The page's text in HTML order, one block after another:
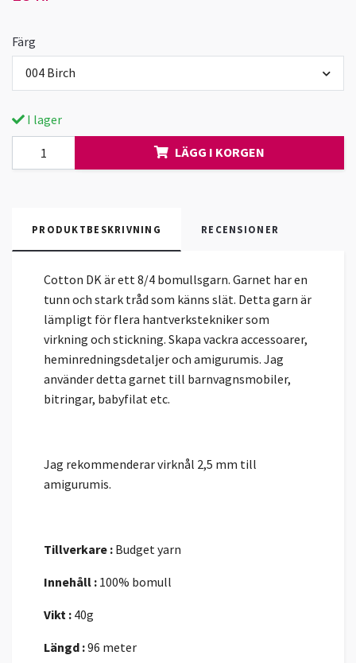
Färg
004 Birch
I lager
LÄGG I KORGEN
PRODUKTBESKRIVNING RECENSIONER
Cotton DK är ett 8/4 bomullsgarn. Garnet har en
tunn och stark tråd som känns slät. Detta garn är
lämpligt för flera hantverkstekniker som
virkning och stickning. Skapa vackra accessoarer,
heminredningsdetaljer och amigurumis. Jag
använder detta garnet till barnvagnsmobiler,
bitringar, babyfilat etc.
Jag rekommenderar virknål 2,5 mm till
amigurumis.
Tillverkare : Budget yarn
Innehåll : 100% bomull
Vikt : 40g
Längd :96 meter